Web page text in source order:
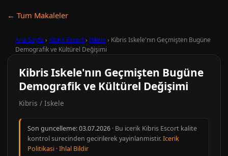
← Tum Makaleler
Ana Sayfa › Kibris Escort› Iskele› Kibris Iskele'nın Geçmişten Bugüne
Demografik ve Kültürel Değişimi
Kibris Iskele'nın Geçmişten Bugüne
Demografik ve Kültürel Değişimi
Kibris / Iskele
Son guncelleme:03.07.2026 · Bu icerik Kibris Escort kalite
kontrol surecinden gecirilerek yayinlanmistir.Icerik
Politikasi ·Ihlal Bildir